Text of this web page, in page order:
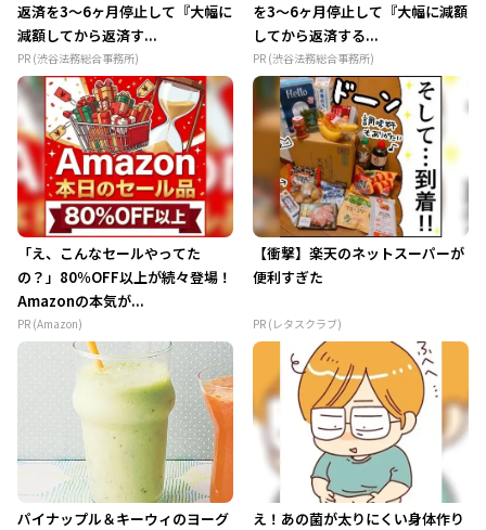
返済を3～6ヶ月停止して『大幅に
減額してから返済す...
PR (渋谷法務総合事務所)
を3～6ヶ月停止して『大幅に減額
してから返済する...
PR (渋谷法務総合事務所)
「え、こんなセールやってた
の？」80％OFF以上が続々登場！
Amazonの本気が...
PR (Amazon)
【衝撃】楽天のネットスーパーが
便利すぎた
PR (レタスクラブ)
パイナップル＆キーウィのヨーグ
え！あの菌が太りにくい身体作り